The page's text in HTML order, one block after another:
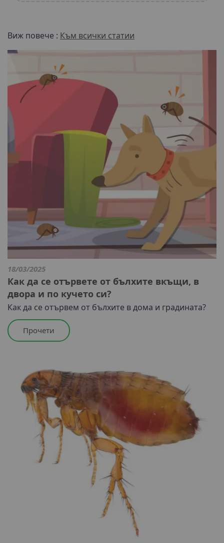
Виж повече : Към всички статии
18/03/2025
Как да се отървете от бълхите вкъщи, в
двора и по кучето си?
Как да се отървем от бълхите в дома и градината?
Прочети